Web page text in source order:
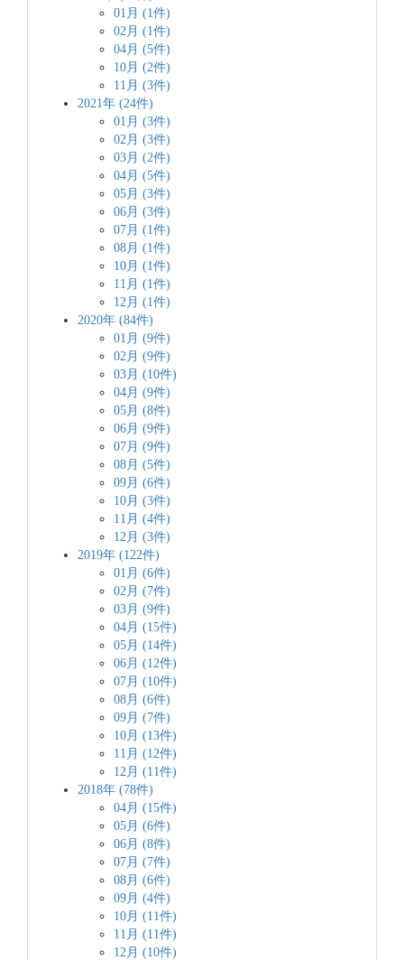
01月 (1件)
02月 (1件)
04月 (5件)
10月 (2件)
11月 (3件)
2021年 (24件)
01月 (3件)
02月 (3件)
03月 (2件)
04月 (5件)
05月 (3件)
06月 (3件)
07月 (1件)
08月 (1件)
10月 (1件)
11月 (1件)
12月 (1件)
2020年 (84件)
01月 (9件)
02月 (9件)
03月 (10件)
04月 (9件)
05月 (8件)
06月 (9件)
07月 (9件)
08月 (5件)
09月 (6件)
10月 (3件)
11月 (4件)
12月 (3件)
2019年 (122件)
01月 (6件)
02月 (7件)
03月 (9件)
04月 (15件)
05月 (14件)
06月 (12件)
07月 (10件)
08月 (6件)
09月 (7件)
10月 (13件)
11月 (12件)
12月 (11件)
2018年 (78件)
04月 (15件)
05月 (6件)
06月 (8件)
07月 (7件)
08月 (6件)
09月 (4件)
10月 (11件)
11月 (11件)
12月 (10件)